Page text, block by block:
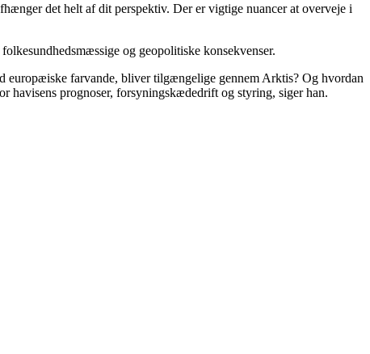
det helt af dit perspektiv. Der er vigtige nuancer at overveje i
og geopolitiske konsekvenser.
europæiske farvande, bliver tilgængelige gennem Arktis? Og hvordan
havisens prognoser, forsyningskædedrift og styring, siger han.